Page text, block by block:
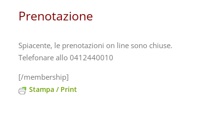
Prenotazione
Spiacente, le prenotazioni on line sono chiuse.
Telefonare allo 0412440010
[/membership]
Stampa / Print